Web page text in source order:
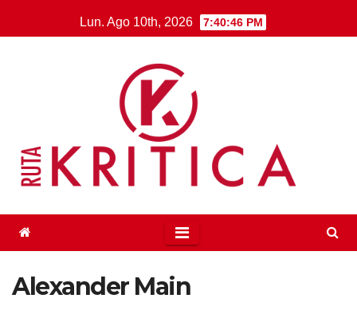
al
Lun. Ago 10th, 2026 7:40:46 PM
Alexander Main